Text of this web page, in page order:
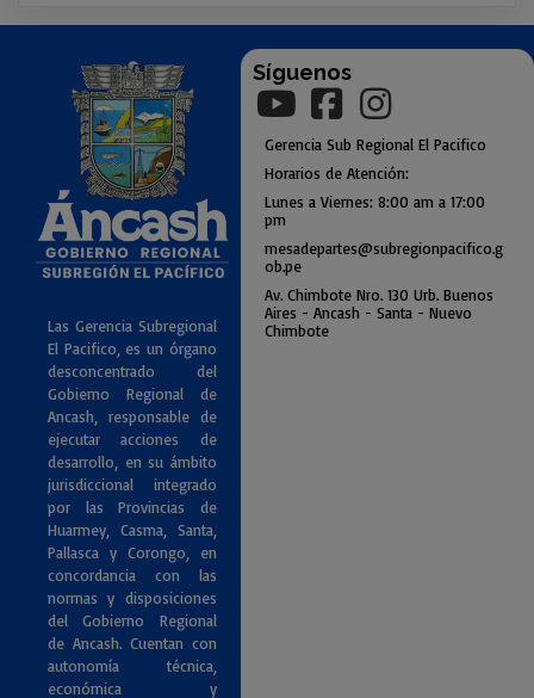
Las Gerencia Subregional
El Pacifico, es un órgano
desconcentrado del
Gobierno Regional de
Ancash, responsable de
ejecutar acciones de
desarrollo, en su ámbito
jurisdiccional integrado
por las Provincias de
Huarmey, Casma, Santa,
Pallasca y Corongo, en
concordancia con las
normas y disposiciones
del Gobierno Regional
de Ancash. Cuentan con
autonomía técnica,
económica y
Síguenos
Gerencia Sub Regional El Pacifico
Horarios de Atención:
Lunes a Viernes: 8:00 am a 17:00
pm
mesadepartes@subregionpacifico.g
ob.pe
Av. Chimbote Nro. 130 Urb. Buenos
Aires - Ancash - Santa - Nuevo
Chimbote